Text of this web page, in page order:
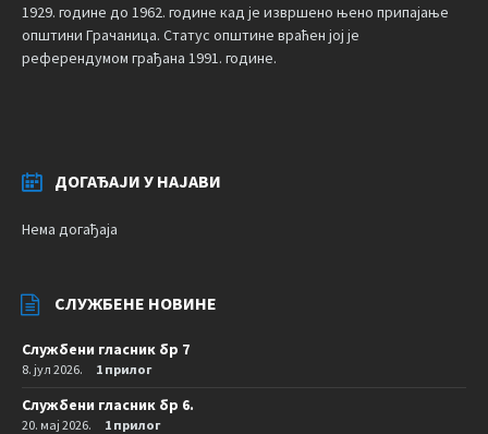
1929. године до 1962. године кад је извршено њено припајање
општини Грачаница. Статус општине враћен јој је
референдумом грађана 1991. године.
ДОГАЂАЈИ У НАЈАВИ
Нема догађаја
СЛУЖБЕНЕ НОВИНЕ
Службени гласник бр 7
8. јул 2026. 1 прилог
Службени гласник бр 6.
20. мај 2026. 1 прилог